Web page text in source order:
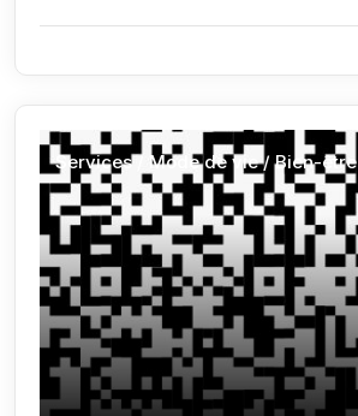
Services / Mode de vie / Bien-être